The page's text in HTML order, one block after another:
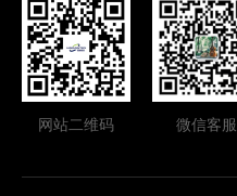
网站二维码 微信客服